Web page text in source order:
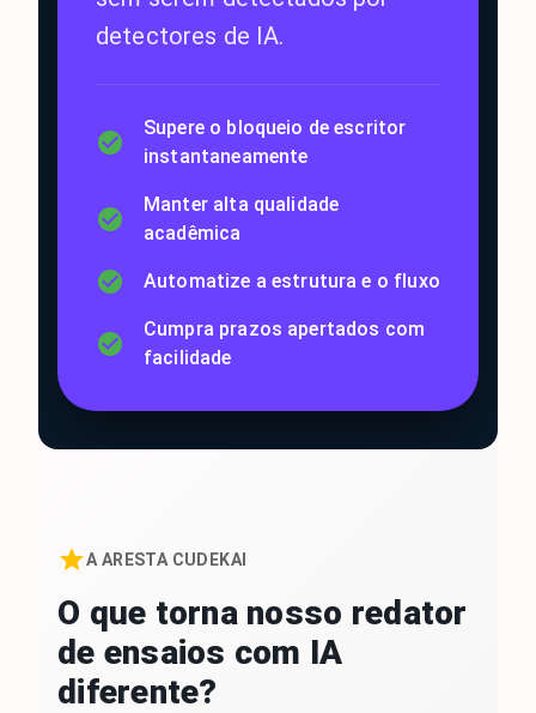
detectores de IA.
Supere o bloqueio de escritor
instantaneamente
Manter alta qualidade
acadêmica
Automatize a estrutura e o fluxo
Cumpra prazos apertados com
facilidade
A ARESTA CUDEKAI
O que torna nosso redator
de ensaios com IA
diferente?